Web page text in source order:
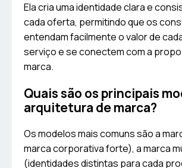
Ela cria uma identidade clara e
cada oferta, permitindo que os
entendam facilmente o valor de
serviço e se conectem com a
marca.
Quais são os principais
arquitetura de marca?
Os modelos mais comuns são a
marca corporativa forte), a marca
(identidades distintas para cada